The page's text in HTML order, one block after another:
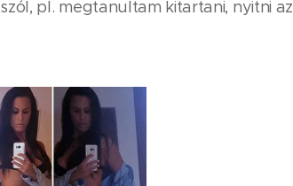
pl. megtanultam kitartani, nyitni az